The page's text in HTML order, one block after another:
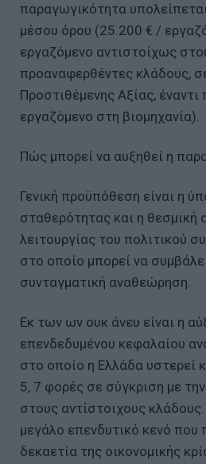
παραγωγικότητα
μέσου όρου (25.200 € /
εργαζόμενο αντιστοίχως
προαναφερθέντες κλάδους,
Προστιθέμενης Αξίας,
εργαζόμενο στη βιομηχανία).
Πώς μπορεί να αυξηθεί η
Γενική προϋπόθεση είναι η
σταθερότητας και η θεσμική
λειτουργίας του πολιτικού
στο οποίο μπορεί να
συνταγματική αναθεώρηση.
Εκ των ων ουκ άνευ είναι η
επενδεδυμένου κεφαλαίου
στο οποίο η Ελλάδα υστερεί
5, 7 φορές σε σύγκριση με
στους αντίστοιχους
μεγάλο επενδυτικό κενό που
δεκαετία της οικονομικής